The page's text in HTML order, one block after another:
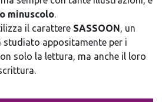
minuscolo.
il carattere SASSOON, un
appositamente per i
solo la lettura, ma anche il loro